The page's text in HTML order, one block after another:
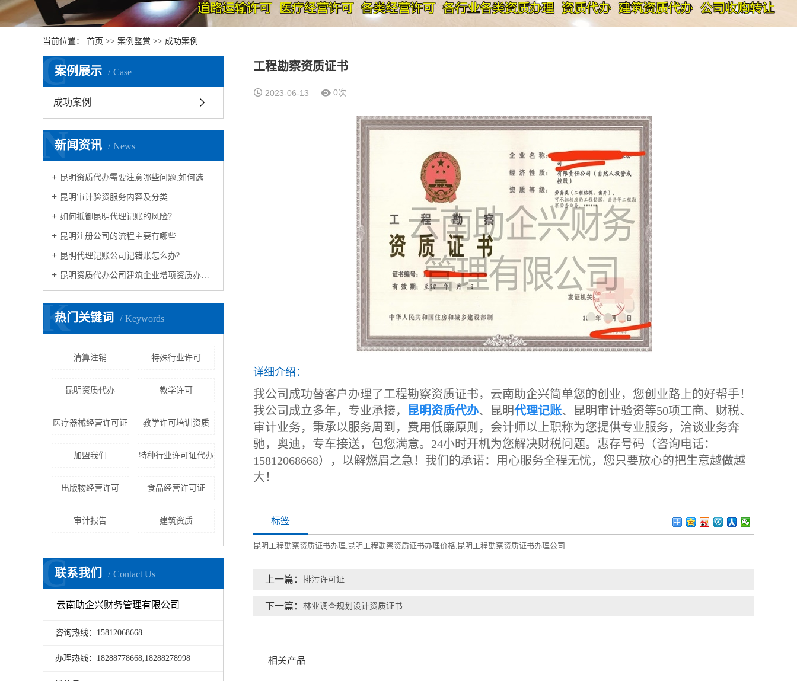
当前位置： 首页 >> 案例鉴赏 >> 成功案例
案例展示 Case
C
成功案例
新闻资讯 News
N
昆明资质代办需要注意哪些问题,如何选择资质代办公司?
昆明审计验资服务内容及分类
如何抵御昆明代理记账的风险？
昆明注册公司的流程主要有哪些
昆明代理记账公司记错账怎么办?
昆明资质代办公司建筑企业增项资质办理流程
热门关键词 Keywords
K
清算注销 特殊行业许可
昆明资质代办 教学许可
医疗器械经营许可证 教学许可培训资质
加盟我们 特种行业许可证代办
出版物经营许可 食品经营许可证
审计报告 建筑资质
联系我们 Contact Us
C
云南助企兴财务管理有限公司
咨询热线：15812068668
办理热线：18288778668,18288278998
工程勘察资质证书
2023-06-13 0次
详细介绍：
我公司成功替客户办理了工程勘察资质证书，云南助企兴简单您的创业，您创业路上的好帮手！
我公司成立多年，专业承接， 昆明资质代办、昆明代理记账、昆明审计验资等50项工商、财税、
审计业务，秉承以服务周到，费用低廉原则，会计师以上职称为您提供专业服务，洽谈业务奔
驰，奥迪，专车接送，包您满意。24小时开机为您解决财税问题。惠存号码（咨询电话：
15812068668），以解燃眉之急！我们的承诺：用心服务全程无忧，您只要放心的把生意越做越
大！
标签
昆明工程勘察资质证书办理, 昆明工程勘察资质证书办理价格, 昆明工程勘察资质证书办理公司
上一篇： 排污许可证
下一篇： 林业调查规划设计资质证书
相关产品